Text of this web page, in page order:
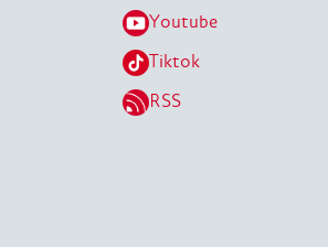
Youtube
Tiktok
RSS